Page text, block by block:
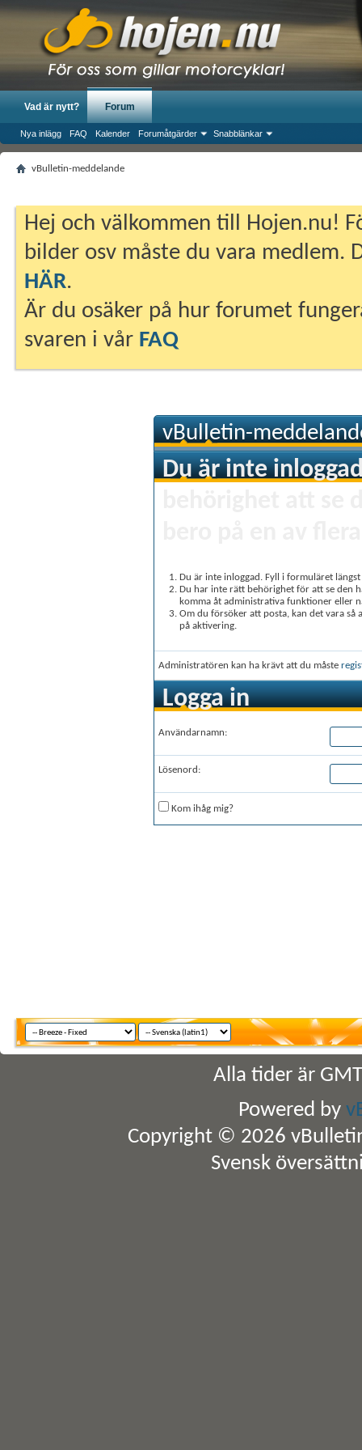
Vad är nytt? Forum
Nya inlägg FAQ Kalender Forumåtgärder Snabblänkar
vBulletin-meddelande
Hej och välkommen till Hojen.nu!
bilder osv måste du vara medlem.
HÄR.
Är du osäker på hur forumet
svaren i vår FAQ
vBulletin-
Du är inte
Du är inte inloggad. Fyll i formuläret
Du har inte rätt behörighet för att se den
komma åt administrativa funktioner eller
Om du försöker att posta, kan det vara
på aktivering.
Administratören kan ha krävt att du måste
Logga in
Användarnamn:
Lösenord:
Kom ihåg mig?
Alla tider är
Powered by
Copyright © 2026
Svensk